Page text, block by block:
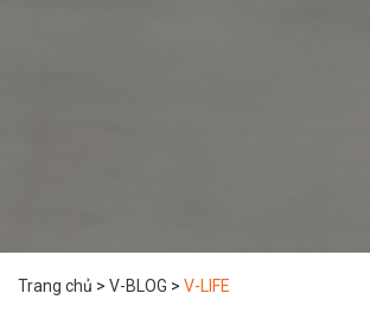
Trang chủ > V-BLOG > V-LIFE